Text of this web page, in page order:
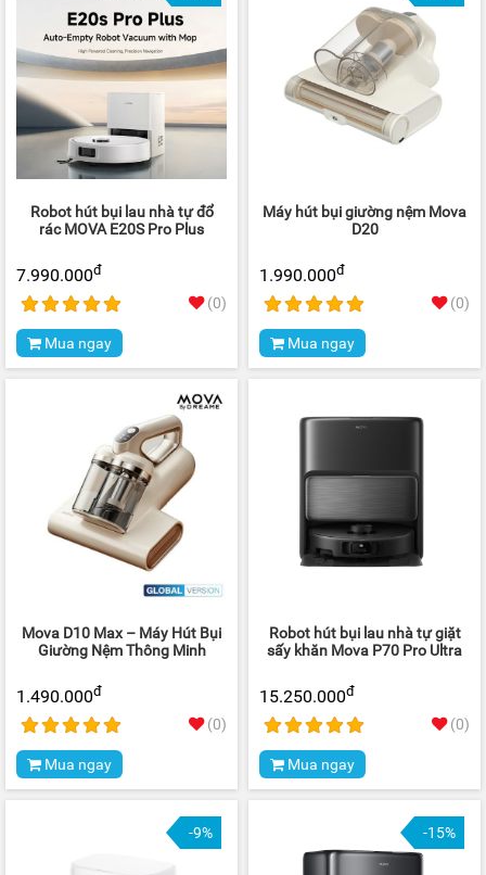
Robot hút bụi lau nhà tự đổ
rác MOVA E20S Pro Plus
7.990.000đ
(0)
Mua ngay
Máy hút bụi giường nệm Mova
D20
1.990.000đ
(0)
Mua ngay
Mova D10 Max – Máy Hút Bụi
Giường Nệm Thông Minh
1.490.000đ
(0)
Mua ngay
Robot hút bụi lau nhà tự giặt
sấy khăn Mova P70 Pro Ultra
15.250.000đ
(0)
Mua ngay
-9% -15%